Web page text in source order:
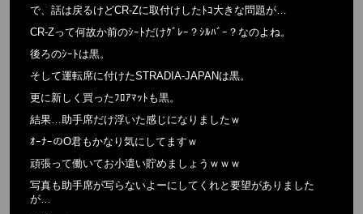
で、話は戻るけどCR-Zに取付けしたﾄｺ大きな問題が…
CR-Zって何故か前のｼｰﾄだけｸﾞﾚｰ？ｼﾙﾊﾞｰ？なのよね。
後ろのｼｰﾄは黒。
そして運転席に付けたSTRADIA-JAPANは黒。
更に新しく買ったﾌﾛｱﾏｯﾄも黒。
結果…助手席だけ浮いた感じになりましたｗ
ｵｰﾅｰのO君もかなり気にしてますｗ
頑張って働いてお小遣い貯めましょうｗｗｗ
写真も助手席が写らないよーにしてくれと要望がありました
が…